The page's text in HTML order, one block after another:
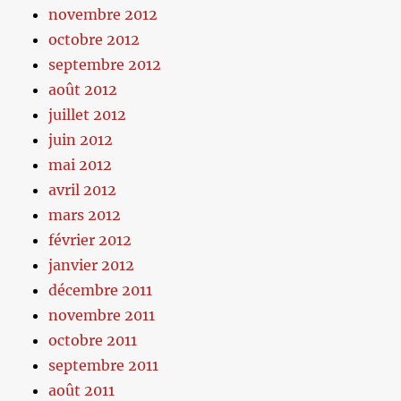
novembre 2012
octobre 2012
septembre 2012
août 2012
juillet 2012
juin 2012
mai 2012
avril 2012
mars 2012
février 2012
janvier 2012
décembre 2011
novembre 2011
octobre 2011
septembre 2011
août 2011